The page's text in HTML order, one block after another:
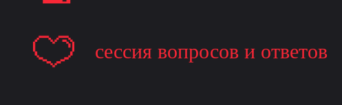
сессия вопросов и ответов